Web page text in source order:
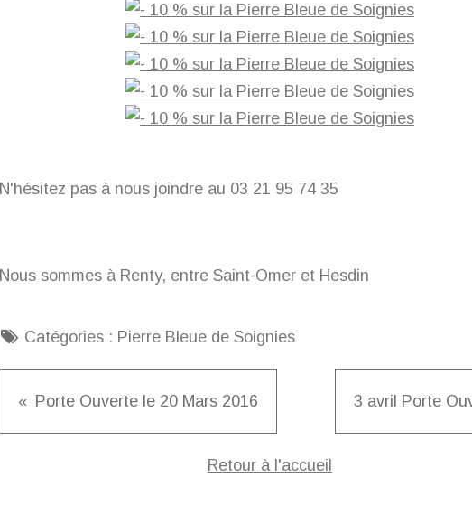
N'hésitez pas à nous joindre au 03 21 95 74 35
Nous sommes à Renty, entre Saint-Omer et Hesdin
Catégories : Pierre Bleue de Soignies
Porte Ouverte le 20 Mars 2016 3 avril Porte
Retour à l'accueil